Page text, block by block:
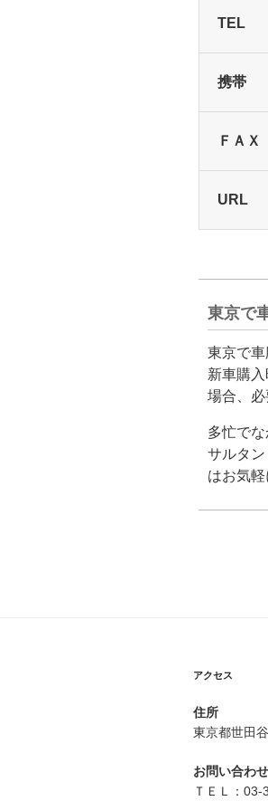
TEL
携帯
ＦＡＸ
URL
東京で
東京で
新車購
場合、
多忙で
サルタ
はお気軽
アクセス
住所
東京都世田
お問い合わせ
ＴＥＬ：